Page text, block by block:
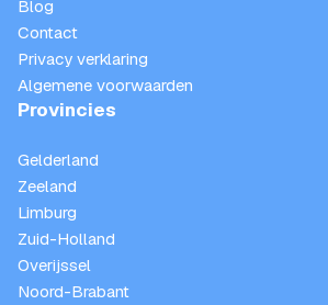
Blog
Contact
Privacy verklaring
Algemene voorwaarden
Provincies
Gelderland
Zeeland
Limburg
Zuid-Holland
Overijssel
Noord-Brabant